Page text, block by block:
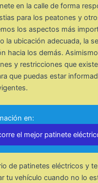
en la calle de forma
para los peatones y
los aspectos más
la ubicación adecuada, la
hacia los demás.
y restricciones que
que puedas estar
en:
el mejor patinete
de patinetes eléctricos y
tu vehículo cuando no lo